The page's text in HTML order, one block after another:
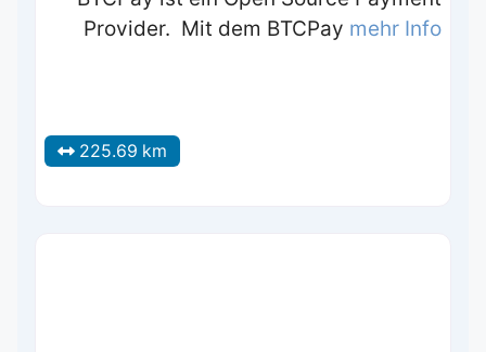
Provider. Mit dem BTCPay mehr Info
225.69 km